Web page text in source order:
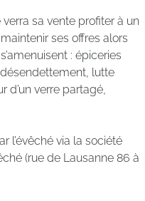
sa vente profiter à un
ses offres alors
: épiceries
lutte
d’un verre partagé,
l’évêché via la société
(rue de Lausanne 86 à